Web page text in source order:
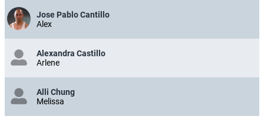
Jose Pablo Cantillo
Alex
Alexandra Castillo
Arlene
Alli Chung
Melissa